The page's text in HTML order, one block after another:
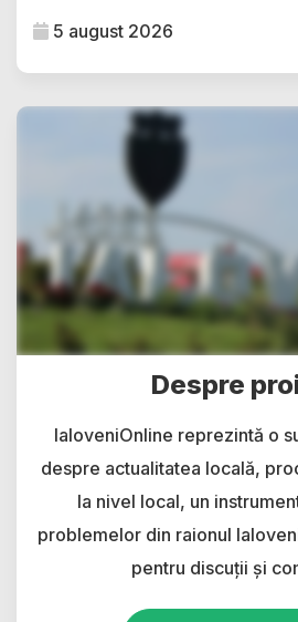
5 august 2026
Despre
IaloveniOnline reprezintă o
despre actualitatea locală,
la nivel local, un
problemelor din raionul
pentru discuții și